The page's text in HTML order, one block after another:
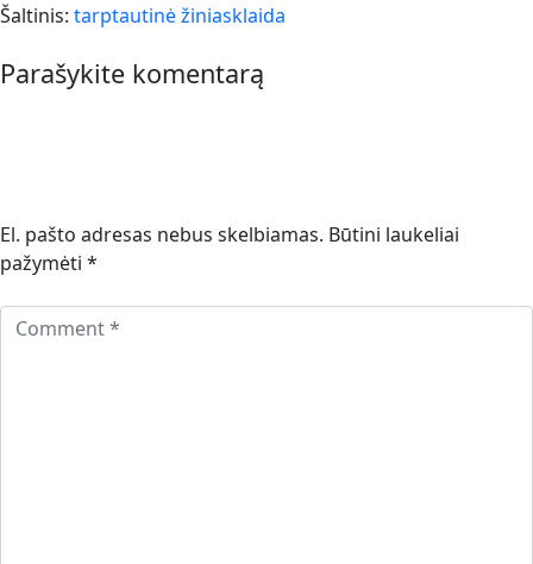
Šaltinis: tarptautinė žiniasklaida
Parašykite komentarą
El. pašto adresas nebus skelbiamas. Būtini laukeliai
pažymėti *